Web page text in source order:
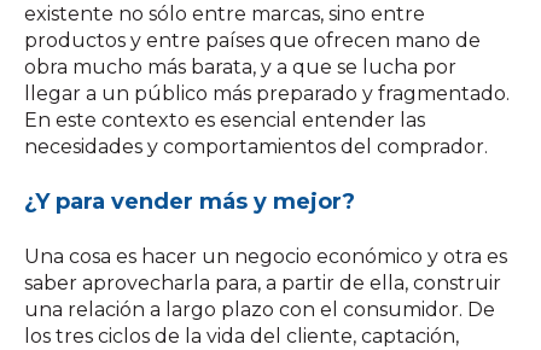
existente no sólo entre marcas, sino entre
productos y entre países que ofrecen mano de
obra mucho más barata, y a que se lucha por
llegar a un público más preparado y fragmentado.
En este contexto es esencial entender las
necesidades y comportamientos del comprador.
¿Y para vender más y mejor?
Una cosa es hacer un negocio económico y otra es
saber aprovecharla para, a partir de ella, construir
una relación a largo plazo con el consumidor. De
los tres ciclos de la vida del cliente, captación,